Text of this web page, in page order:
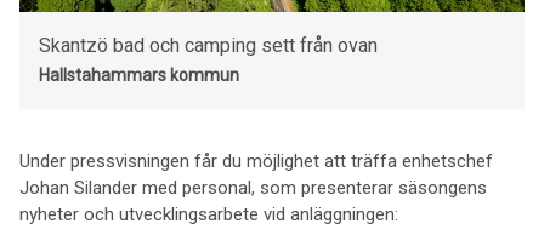
Skantzö bad och camping sett från ovan
Hallstahammars kommun
Under pressvisningen får du möjlighet att träffa enhetschef
Johan Silander med personal, som presenterar säsongens
nyheter och utvecklingsarbete vid anläggningen: